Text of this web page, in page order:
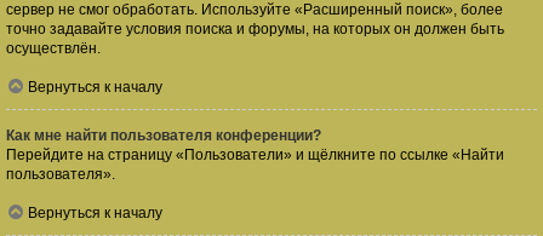
сервер не смог обработать. Используйте «Расширенный поиск», более
точно задавайте условия поиска и форумы, на которых он должен быть
осуществлён.
Вернуться к началу
Как мне найти пользователя конференции?
Перейдите на страницу «Пользователи» и щёлкните по ссылке «Найти
пользователя».
Вернуться к началу